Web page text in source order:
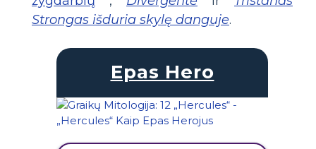
Strongas išduria skylę danguje.
Epas Hero